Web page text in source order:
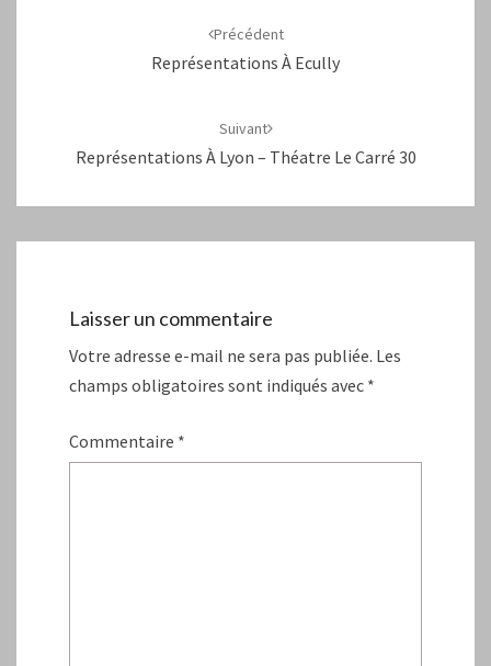
Précédent
Représentations À Ecully
Suivant
Représentations À Lyon – Théatre Le Carré 30
Laisser un commentaire
Votre adresse e-mail ne sera pas publiée. Les
champs obligatoires sont indiqués avec *
Commentaire *